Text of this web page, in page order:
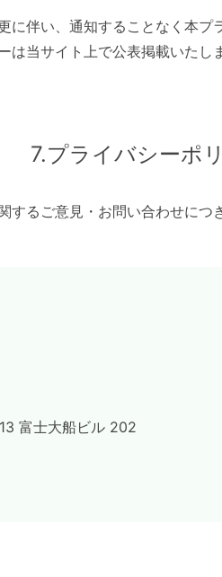
に伴い、通知することなく本プ
当サイト上で公表掲載いたし
7.プライバシーポ
するご意見・お問い合わせに
富士大船ビル 202